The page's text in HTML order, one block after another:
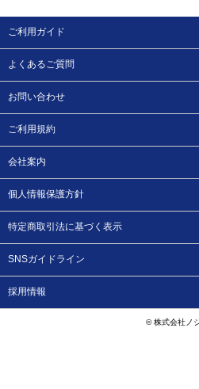
ご利用ガイド
よくあるご質問
お問い合わせ
ご利用規約
会社案内
個人情報保護方針
特定商取引法に基づく表示
SNSガイドライン
採用情報
© 株式会社ノ